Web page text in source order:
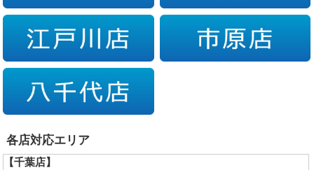
各店対応エリア
【千葉店】